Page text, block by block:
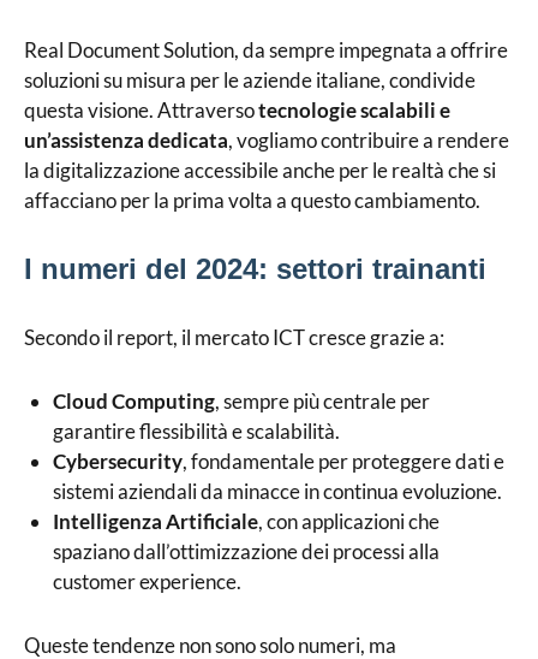
Real Document Solution, da sempre impegnata a offrire
soluzioni su misura per le aziende italiane, condivide
questa visione. Attraversotecnologie scalabili e
un’assistenza dedicata, vogliamo contribuire a rendere
la digitalizzazione accessibile anche per le realtà che si
affacciano per la prima volta a questo cambiamento.
I numeri del 2024: settori trainanti
Secondo il report, il mercato ICT cresce grazie a:
Cloud Computing, sempre più centrale per
garantire flessibilità e scalabilità.
Cybersecurity, fondamentale per proteggere dati e
sistemi aziendali da minacce in continua evoluzione.
Intelligenza Artificiale, con applicazioni che
spaziano dall’ottimizzazione dei processi alla
customer experience.
Queste tendenze non sono solo numeri, ma